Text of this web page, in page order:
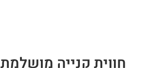
חווית קנייה מושלמת